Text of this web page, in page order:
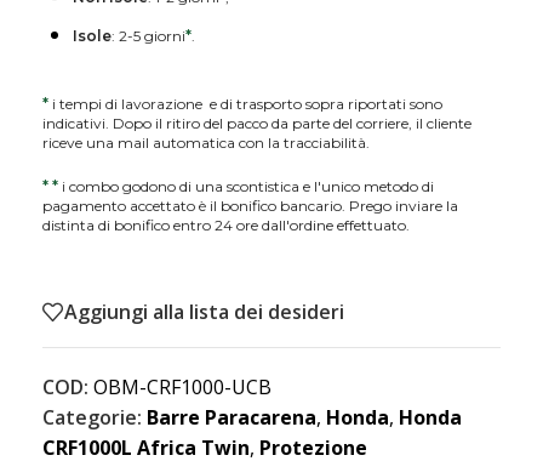
Isole: 2-5 giorni*
* i tempi di lavorazione e di trasporto sopra riportati sono
indicativi. Dopo il ritiro del pacco da parte del corriere, il cliente
riceve una mail automatica con la tracciabilità.
* * i combo godono di una scontistica e l'unico metodo di
pagamento accettato è il bonifico bancario. Prego inviare la
distinta di bonifico entro 24 ore dall'ordine effettuato.
Aggiungi alla lista dei desideri
COD: OBM-CRF1000-UCB
Categorie: Barre Paracarena, Honda, Honda
CRF1000L Africa Twin, Protezione